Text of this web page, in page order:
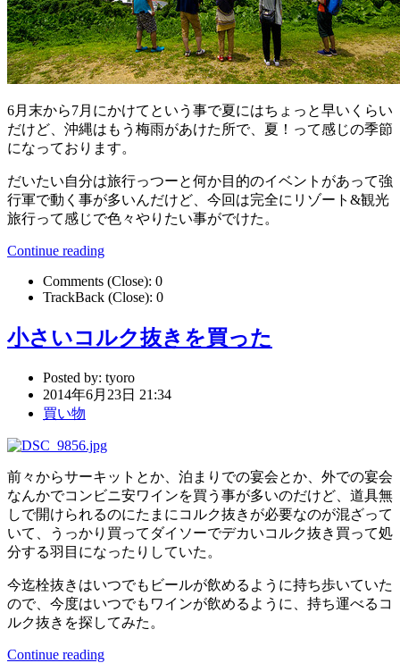
6月末から7月にかけてという事で夏にはちょっと早いくらい
だけど、沖縄はもう梅雨があけた所で、夏！って感じの季節
になっております。
だいたい自分は旅行っつーと何か目的のイベントがあって強
行軍で動く事が多いんだけど、今回は完全にリゾート&観光
旅行って感じで色々やりたい事がでけた。
Continue reading
Comments (Close): 0
TrackBack (Close): 0
小さいコルク抜きを買った
Posted by: tyoro
2014年6月23日 21:34
買い物
前々からサーキットとか、泊まりでの宴会とか、外での宴会
なんかでコンビニ安ワインを買う事が多いのだけど、道具無
しで開けられるのにたまにコルク抜きが必要なのが混ざって
いて、うっかり買ってダイソーでデカいコルク抜き買って処
分する羽目になったりしていた。
今迄栓抜きはいつでもビールが飲めるように持ち歩いていた
ので、今度はいつでもワインが飲めるように、持ち運べるコ
ルク抜きを探してみた。
Continue reading